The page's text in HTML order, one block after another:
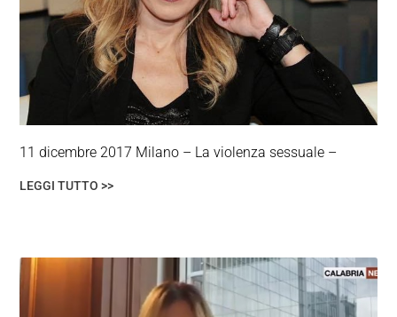
11 dicembre 2017 Milano – La violenza sessuale –
LEGGI TUTTO >>